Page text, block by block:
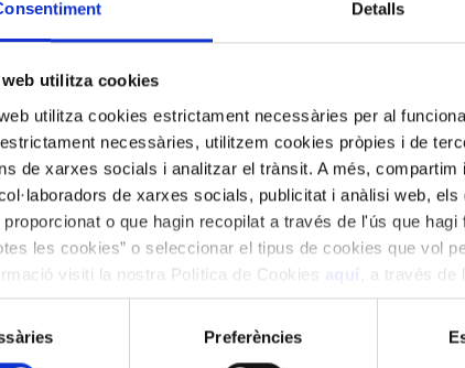
Detalls
utilitza cookies
utilitza cookies estrictament necessàries per al
necessàries, utilitzem cookies pròpies i de
de xarxes socials i analitzar el trànsit. A més,
de xarxes socials, publicitat i anàlisi web,
proporcionat o que hagin recopilat a través de l'ús que
les cookies” o seleccionar el tipus de cookies que vol
visiti la nostra Política de Cookies
aquí
, a través
qualsevol moment.
Preferències
de Dresden &
22 de gener de
20:00 h
Sala de Concerts